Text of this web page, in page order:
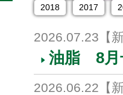
2018
2017
2026.07.23 【
油脂 8
2026.06.22 【